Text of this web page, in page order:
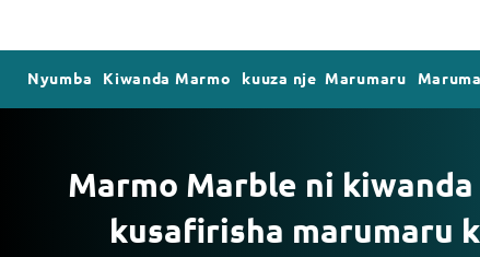
Nyumba Kiwanda Marmo kuuza nje Marumaru
Marmo Marble ni
kusafirisha marumaru